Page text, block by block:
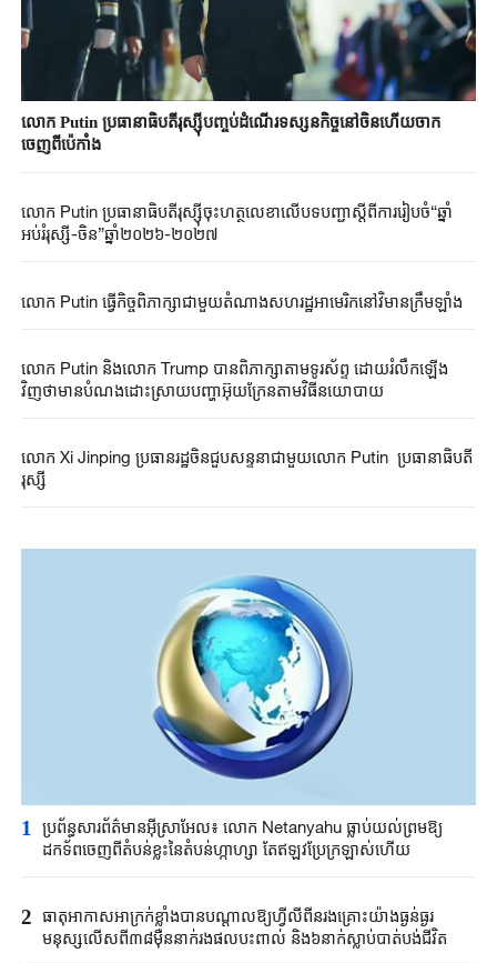
លោក Putin ប្រធានាធិបតីរុស្ស៊ីបញ្ចប់ដំណើរទស្សនកិច្ចនៅចិនហើយចាក
ចេញពីប៉េកាំង
លោក Putin ប្រធានាធិបតីរុស្ស៊ីចុះហត្ថលេខាលើបទបញ្ជាស្តីពីការរៀបចំ“ឆ្នាំ
អប់រំរុស្ស៊ី-ចិន”ឆ្នាំ២០២៦-២០២៧
លោក Putin ធ្វើ​កិច្ចពិភាក្សាជាមួយតំណាងសហរដ្ឋអាមេរិកនៅវិមានក្រឹមឡាំង
លោក Putin និងលោក Trump បានពិភាក្សាតាមទូរស័ព្ទ ដោយរំលឹកឡើង
វិញថាមានបំណងដោះស្រាយបញ្ហាអ៊ុយក្រែនតាមវិធីនយោបាយ
លោក Xi Jinping ប្រធានរដ្ឋចិន​ជួបសន្ទនាជាមួយលោក​ Putin ​​ប្រធានាធិបតី​
រុស្ស៊ី​
1
ប្រព័ន្ធសារព័ត៌មានអ៊ីស្រាអែល៖ លោក Netanyahu ធ្លាប់យល់ព្រមឱ្យ
ដកទ័ពចេញពីតំបន់ខ្លះនៃតំបន់ហ្កាហ្សា តែឥឡូវប្រែក្រឡាស់ហើយ
2 ធាតុអាកាសអាក្រក់ខ្លាំងបានបណ្តាលឱ្យហ្វីលីពីនរងគ្រោះយ៉ាងធ្ងន់ធ្ងរ
មនុស្សលើសពី៣៨ម៉ឺននាក់រងផលបះពាល់ និង៦នាក់ស្លាប់បាត់បង់ជីវិត